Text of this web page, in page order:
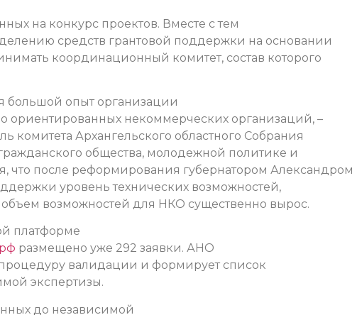
на конкурс проектов. Вместе с тем
средств грантовой поддержки на основании
координационный комитет, состав которого
большой опыт организации
ориентированных некоммерческих организаций, –
комитета Архангельского областного Собрания
общества, молодежной политике и
что после реформирования губернатором Александром
уровень технических возможностей,
возможностей для НКО существенно вырос.
платформе
размещено уже 292 заявки. АНО
валидации и формирует список
экспертизы.
до независимой